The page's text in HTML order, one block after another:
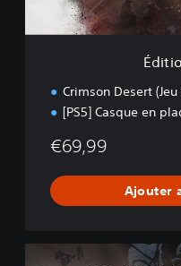
d
Crimson Desert
[PS5] Casque en
€69,99
Ajouter